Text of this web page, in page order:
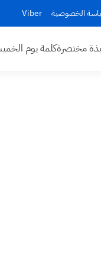
الخصوصية Viber
مختصرةكلمة يوم